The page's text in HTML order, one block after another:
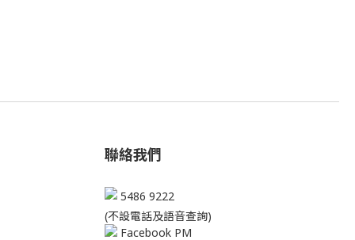
聯絡我們
5486 9222
(不設電話及語音查詢)
Facebook PM